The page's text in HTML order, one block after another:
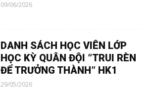
09/06/2026
DANH SÁCH HỌC VIÊN LỚP
HỌC KỲ QUÂN ĐỘI ”TRUI RÈN
ĐỂ TRƯỞNG THÀNH” HK1
29/05/2026